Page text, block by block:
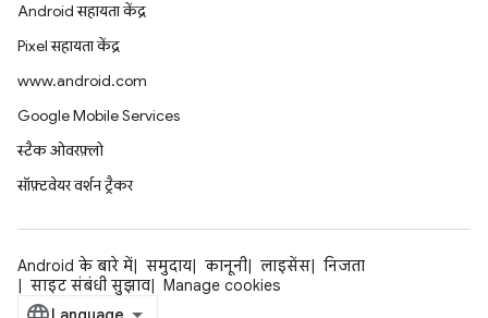
Android सहायता केंद्र
Pixel सहायता केंद्र
www.android.com
Google Mobile Services
स्टैक ओवरफ़्लो
सॉफ़्टवेयर वर्शन ट्रैकर
Android के बारे में समुदाय कानूनी लाइसेंस
निजता
साइट संबंधी सुझाव
Manage cookies